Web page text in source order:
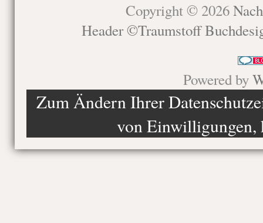
Copyright © 2026
Header ©Traumstoff
Powered by
Zum Ändern Ihrer
von